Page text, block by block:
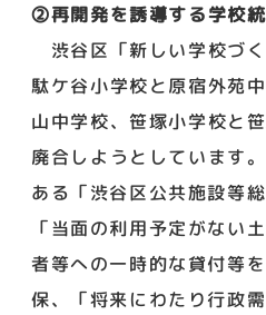
②再開発を誘導する学校
渋谷区「新しい学校づ
駄ケ谷小学校と原宿外苑
山中学校、笹塚小学校と
廃合しようとしています
ある「渋谷区公共施設等
「当面の利用予定がない
者等への一時的な貸付等
保、「将来にわたり行政